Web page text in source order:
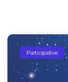
Participative